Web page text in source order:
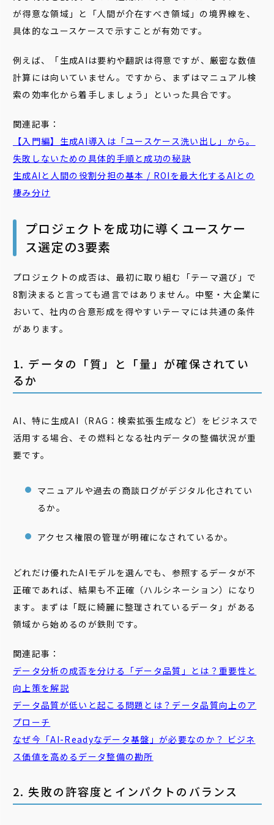
が得意な領域」と「人間が介在すべき領域」の境界線を、
具体的なユースケースで示すことが有効です。
例えば、「生成AIは要約や翻訳は得意ですが、厳密な数値
計算には向いていません。ですから、まずはマニュアル検
索の効率化から着手しましょう」といった具合です。
関連記事：
【入門編】生成AI導入は「ユースケース洗い出し」から。
失敗しないための具体的手順と成功の秘訣
生成AIと人間の役割分担の基本 / ROIを最大化するAIとの
棲み分け
プロジェクトを成功に導くユースケー
ス選定の3要素
プロジェクトの成否は、最初に取り組む「テーマ選び」で
8割決まると言っても過言ではありません。中堅・大企業に
おいて、社内の合意形成を得やすいテーマには共通の条件
があります。
1. データの「質」と「量」が確保されてい
るか
AI、特に生成AI（RAG：検索拡張生成など）をビジネスで
活用する場合、その燃料となる社内データの整備状況が重
要です。
マニュアルや過去の商談ログがデジタル化されてい
るか。
アクセス権限の管理が明確になされているか。
どれだけ優れたAIモデルを選んでも、参照するデータが不
正確であれば、結果も不正確（ハルシネーション）になり
ます。まずは「既に綺麗に整理されているデータ」がある
領域から始めるのが鉄則です。
関連記事：
データ分析の成否を分ける「データ品質」とは？重要性と
向上策を解説
データ品質が低いと起こる問題とは？データ品質向上のア
プローチ
なぜ今「AI-Readyなデータ基盤」が必要なのか？ ビジネ
ス価値を高めるデータ整備の勘所
2. 失敗の許容度とインパクトのバランス